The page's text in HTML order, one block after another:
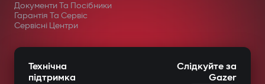
Документи Та Посібники
Гарантія Та Сервіс
Сервісні Центри
Технічна
підтримка
Слідкуйте за
Gazer